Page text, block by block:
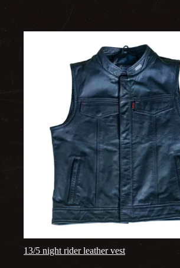
13/5 night rider leather vest